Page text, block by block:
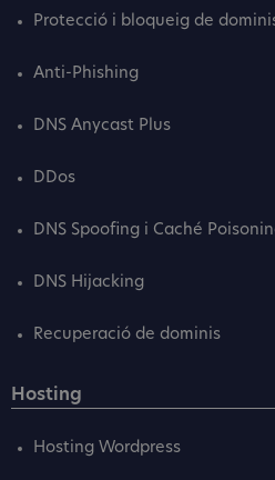
Protecció i bloqueig de
Anti-Phishing
DNS Anycast Plus
DDos
DNS Spoofing i Caché
DNS Hijacking
Recuperació de dominis
Hosting
Hosting Wordpress